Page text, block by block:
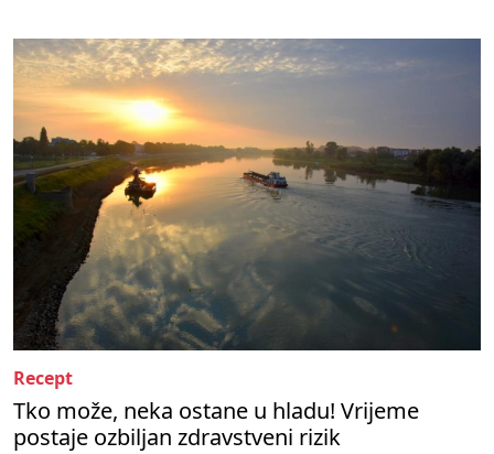
Recept
Tko može, neka ostane u hladu! Vrijeme
postaje ozbiljan zdravstveni rizik